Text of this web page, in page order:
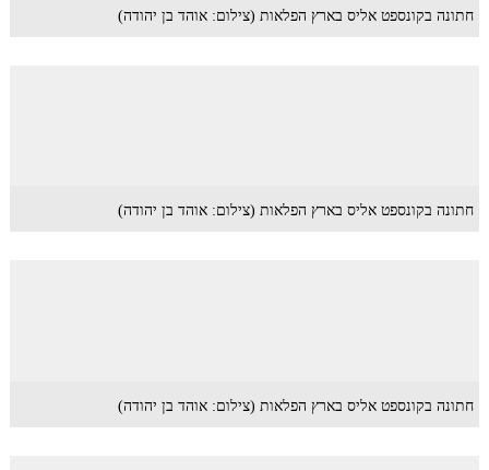
חתונה בקונספט אליס בארץ הפלאות (צילום: אוהד בן יהודה)
חתונה בקונספט אליס בארץ הפלאות (צילום: אוהד בן יהודה)
חתונה בקונספט אליס בארץ הפלאות (צילום: אוהד בן יהודה)